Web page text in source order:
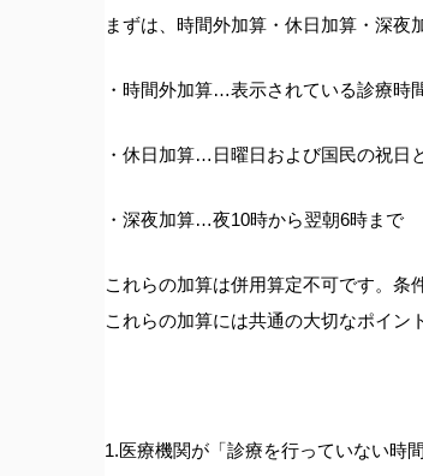
まずは、時間外加算・休日加算・深夜
・時間外加算…表示されている診療時
・休日加算…日曜日および国民の祝日
・深夜加算…夜10時から翌朝6時まで
これらの加算は併用算定不可です。条
これらの加算には共通の大切なポイン
1.医療機関が「診療を行っていない時